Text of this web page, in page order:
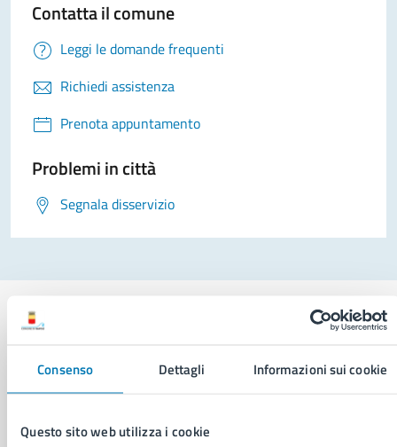
Consenso Dettagli Informazioni sui cookie
Questo sito web utilizza i cookie
Contatta il comune
Leggi le domande frequenti
Richiedi assistenza
Prenota appuntamento
Problemi in città
Segnala disservizio
Comune di Napoli
AMMINISTRAZIONE